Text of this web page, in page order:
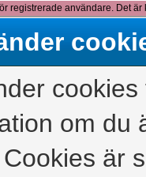
registrerade användare. Det
om du
är